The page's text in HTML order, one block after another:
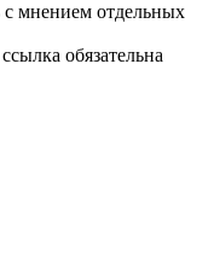
мнением отдельных
обязательна